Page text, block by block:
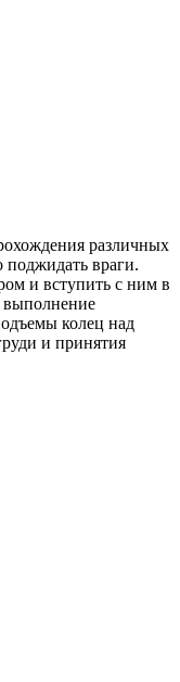
различных
поджидать враги.
и вступить с ним в
выполнение
колец над
и принятия